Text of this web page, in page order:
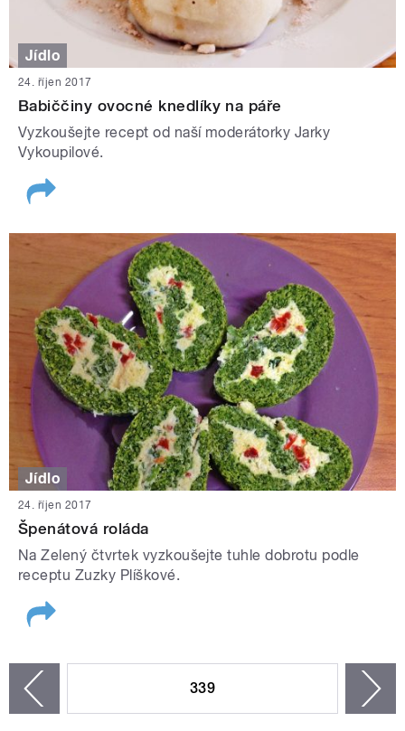
Jídlo
24. říjen 2017
Babiččiny ovocné knedlíky na páře
Vyzkoušejte recept od naší moderátorky Jarky
Vykoupilové.
Jídlo
24. říjen 2017
Špenátová roláda
Na Zelený čtvrtek vyzkoušejte tuhle dobrotu podle
receptu Zuzky Plíškové.
339